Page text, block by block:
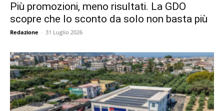
Più promozioni, meno risultati. La GDO
scopre che lo sconto da solo non basta più
Redazione - 31 Luglio 2026